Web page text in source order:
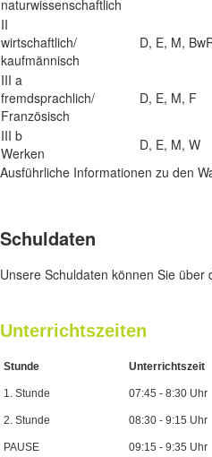
naturwissenschaftlich
II
wirtschaftlich/
kaufmännisch
D, E, M,
III a
fremdsprachlich/
Französisch
D, E, M, F
III b
Werken
D, E, M, W
Ausführliche Informationen zu den
Schuldaten
Unsere Schuldaten können Sie über
Unterrichtszeiten
Stunde Unterrichtszeit
1. Stunde 07:45 - 8:30 Uhr
2. Stunde 08:30 - 9:15 Uhr
PAUSE 09:15 - 9:35 Uhr